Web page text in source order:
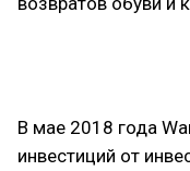
В мае 2018 года
инвестиций от